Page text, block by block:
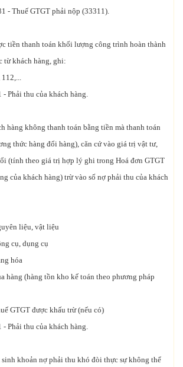
GTGT phải nộp (33311).
thanh toán khối lượng công trình hoàn thành
từ khách hàng, ghi:
thu của khách hàng.
hàng không thanh toán bằng tiền mà thanh toán
thức hàng đổi hàng), căn cứ vào giá trị vật tư,
(tính theo giá trị hợp lý ghi trong Hoá đơn GTGT
của khách hàng) trừ vào số nợ phải thu của khách
liệu, vật liệu
cụ, dụng cụ
hóa
(hàng tồn kho kế toán theo phương pháp
được khấu trừ (nếu có)
thu của khách hàng.
khoản nợ phải thu khó đòi thực sự không thể